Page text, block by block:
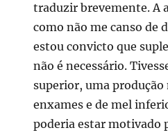
traduzir brevemente. A
como não me canso de
estou convicto que
não é necessário.
superior, uma produção
enxames e de mel
poderia estar motivado